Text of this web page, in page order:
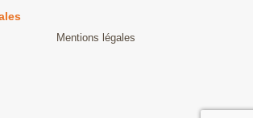
Mentions légales